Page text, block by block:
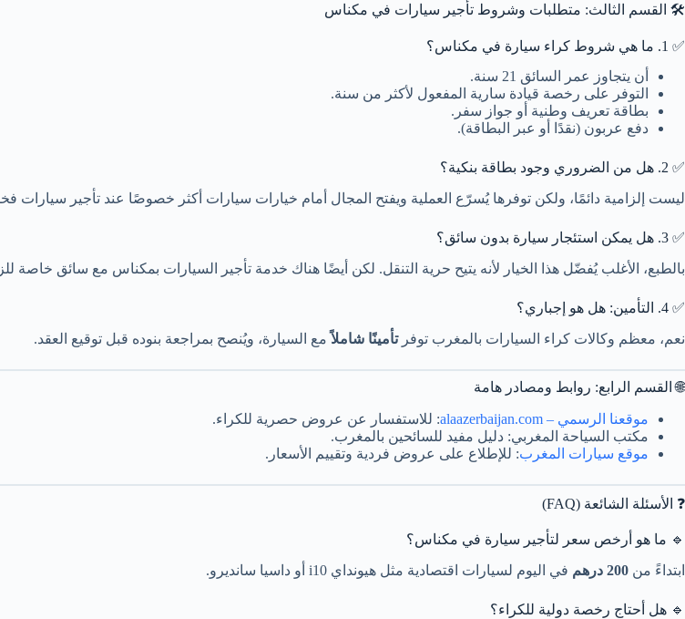
🛠️ القسم الثالث: متطلبات وشروط تأجير سيارات في مكناس
✅ 1. ما هي شروط كراء سيارة في مكناس؟
أن يتجاوز عمر السائق 21 سنة.
التوفر على رخصة قيادة سارية المفعول لأكثر من سنة.
بطاقة تعريف وطنية أو جواز سفر.
دفع عربون (نقدًا أو عبر البطاقة).
✅ 2. هل من الضروري وجود بطاقة بنكية؟
ليست إلزامية دائمًا، ولكن توفرها يُسرّع العملية ويفتح المجال أمام خيارات سيارات أكثر خصوصًا عند تأجير
✅ 3. هل يمكن استئجار سيارة بدون سائق؟
بالطبع، الأغلب يُفضّل هذا الخيار لأنه يتيح حرية التنقل. لكن أيضًا هناك خدمة تأجير السيارات بمكناس مع سائق خاصة
✅ 4. التأمين: هل هو إجباري؟
نعم، معظم وكالات كراء السيارات بالمغرب توفرتأمينًا شاملاًمع السيارة، ويُنصح بمراجعة بنوده قبل توقيع العقد.
🌐 القسم الرابع: روابط ومصادر هامة
موقعنا الرسمي – alaazerbaijan.com
: للاستفسار عن عروض حصرية للكراء.
مكتب السياحة المغربي: دليل مفيد للسائحين بالمغرب.
موقع سيارات المغرب: للإطلاع على عروض فردية وتقييم الأسعار.
❓ الأسئلة الشائعة (FAQ)
🔹 ما هو أرخص سعر لتأجير سيارة في مكناس؟
ابتداءً من 200 درهم في اليوم لسيارات اقتصادية مثل هيونداي i10 أو داسيا سانديرو.
🔹 هل أحتاج رخصة دولية للكراء؟